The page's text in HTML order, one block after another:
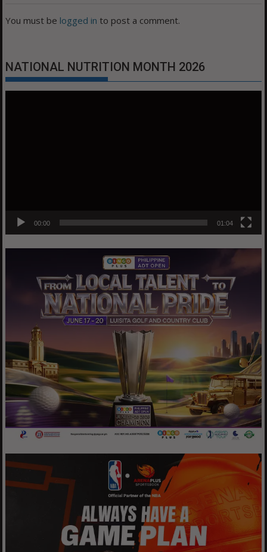
You must be logged in to post a comment.
NATIONAL NUTRITION MONTH 2026
00:00 01:04